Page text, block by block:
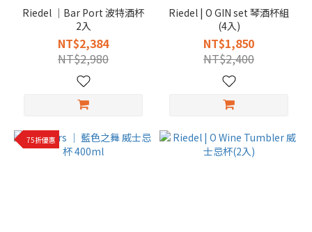
Riedel │Bar Port 波特酒杯
2入
NT$2,384
NT$2,980
Riedel | O GIN set 琴酒杯組
(4入)
NT$1,850
NT$2,400
75折優惠